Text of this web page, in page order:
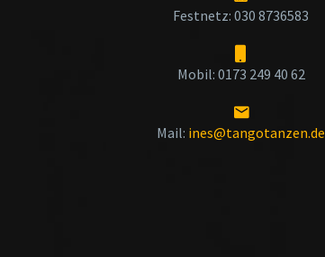
Festnetz: 030 8736583
Mobil: 0173 249 40 62
Mail: ines@tangotanzen.de